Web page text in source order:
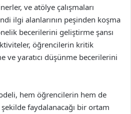
ve atölye çalışmaları
ilgi alanlarının peşinden koşma
becerilerini geliştirme şansı
öğrencilerin kritik
ve yaratıcı düşünme becerilerini
hem öğrencilerin hem de
faydalanacağı bir ortam